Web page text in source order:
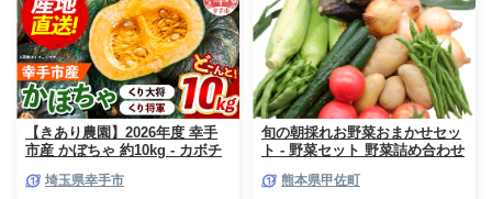
【きあり農園】2026年度 幸手
市産 かぼちゃ 約10kg - カボチ
直送 野菜 ベジタブル 美味しい
埼玉県幸手市
旬の朝採れお野菜おまかせセッ
ト - 野菜セット 野菜詰め合わせ
れ 国産 熊本県産 お任せ 何が入
熊本県甲佐町